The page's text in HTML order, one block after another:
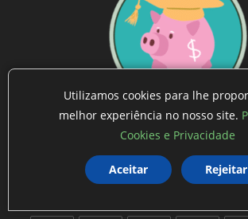
INVISTA SITE
O MUNDO DAS FINANÇAS E
Utilizamos cookies para lhe
melhor experiência no nosso site.
Cookies e Privacidade
Aceitar Rejeitar